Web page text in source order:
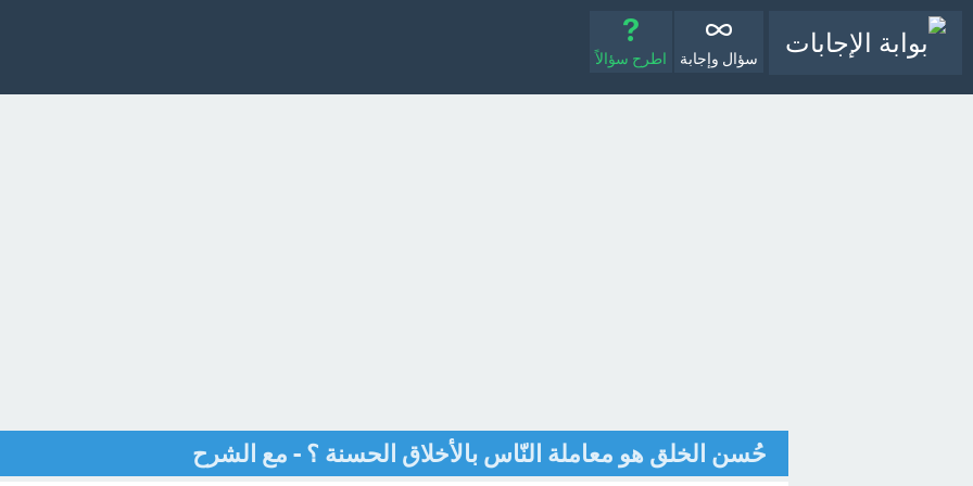
سؤال وإجابة اطرح سؤالاً
حُسن الخلق هو معاملة النّاس بالأخلاق الحسنة ؟ - مع الشرح